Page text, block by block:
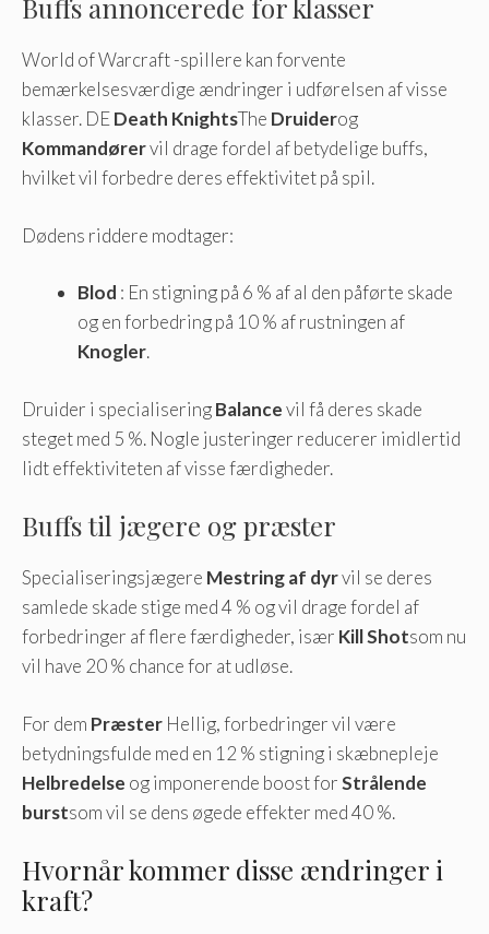
Buffs annoncerede for klasser
World of Warcraft -spillere kan forvente
bemærkelsesværdige ændringer i udførelsen af ​​visse
klasser. DEDeath KnightsThe Druiderog
Kommandørervil drage fordel af betydelige buffs,
hvilket vil forbedre deres effektivitet på spil.
Dødens riddere modtager:
Blod : En stigning på 6 % af al den påførte skade
og en forbedring på 10 % af rustningen af
Knogler.
Druider i specialiseringBalancevil få deres skade
steget med 5 %. Nogle justeringer reducerer imidlertid
lidt effektiviteten af ​​visse færdigheder.
Buffs til jægere og præster
Specialiseringsjægere Mestring af dyrvil se deres
samlede skade stige med 4 % og vil drage fordel af
forbedringer af flere færdigheder, især Kill Shotsom nu
vil have 20 % chance for at udløse.
For dem Præster Hellig, forbedringer vil være
betydningsfulde med en 12 % stigning i skæbnepleje
Helbredelse og imponerende boost forStrålende
burstsom vil se dens øgede effekter med 40 %.
Hvornår kommer disse ændringer i
kraft?